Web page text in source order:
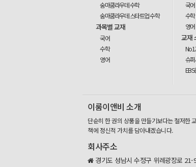
숨마쿰라우데 수학
숨마쿰라우데 스타트업 수학
과목별 교재
국어
수학
영어
국어
수학
영어
교재
No1
슈
이룸이앤비 소개
단순히 한 권의 상품을 만들기보다는 철저한
책에 정신적 가치를 담아내겠습니다.
회사주소
경기도 성남시 수정구 위례광장로 21-